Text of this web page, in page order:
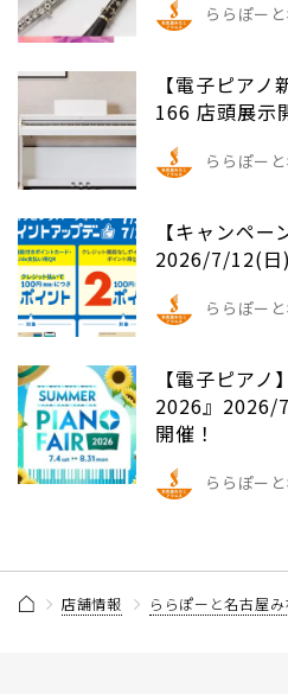
ららぽー
【電子ピアノ
166 店頭展示
ららぽー
【キャンペ
2026/7/12(日)
ららぽー
【電子ピア
2026』2026/
開催！
ららぽー
店舗情報 ららぽーと名古屋